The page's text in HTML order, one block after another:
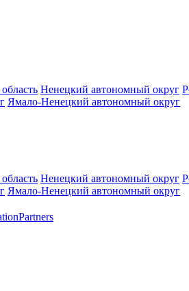
Ненецкий автономный округ
Ямало-Ненецкий автономный округ
Ненецкий автономный округ
Ямало-Ненецкий автономный округ
Partners